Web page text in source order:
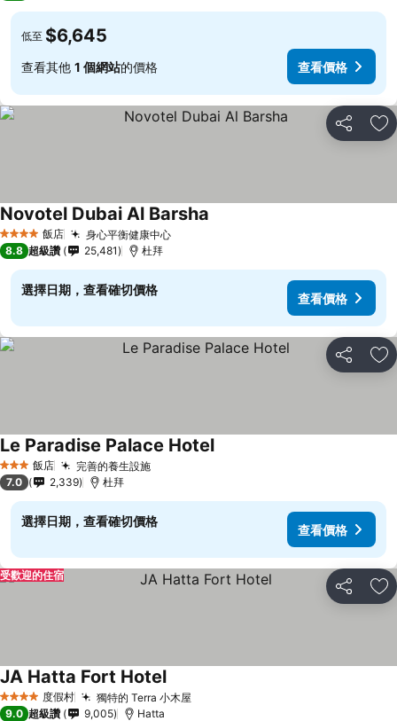
低至 $6,645
查看其他 1 個網站的價格 查看價格
分享 加
4 星級 飯店 身心平衡健康中心查看價格
Novotel Dubai Al Barsha
8.8 超級讚 25,481 杜拜
選擇日期，查看確切價格
查看價格
分享 加
3 星級 飯店 完善的養生設施查看價格
Le Paradise Palace Hotel查看價格
7.0 2,339 杜拜
選擇日期，查看確切價格
查看價格
分享 加
受歡迎的住宿
4 星級 度假村 獨特的 Terra 小木屋查看價格
JA Hatta Fort Hotel查看價格
9.0 超級讚 9,005 Hatta